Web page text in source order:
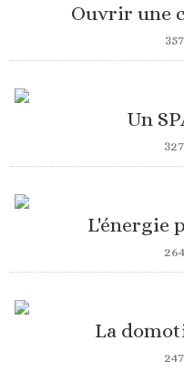
Ouvrir une
Un
L'énergie
La